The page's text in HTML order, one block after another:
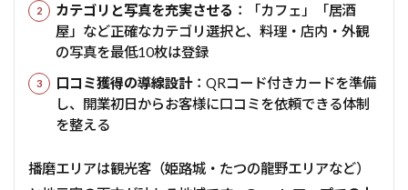
カテゴリと写真を充実させる ：「カフェ」「居酒
屋」など正確なカテゴリ選択と、料理・店内・外観
の写真を最低10枚は登録
口コミ獲得の導線設計：QRコード付きカードを準備
し、開業初日からお客様に口コミを依頼できる体制
を整える
播磨エリアは観光客（姫路城・たつの龍野エリアなど）